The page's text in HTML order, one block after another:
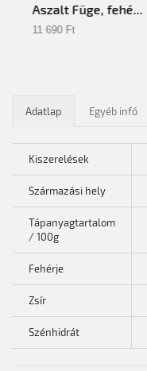
Aszalt Füge, fehé...
11 690 Ft‎
Adatlap Egyéb infó
Kiszerelések
Származási hely
Tápanyagtartalom
/ 100g
Fehérje
Zsír
Szénhidrát